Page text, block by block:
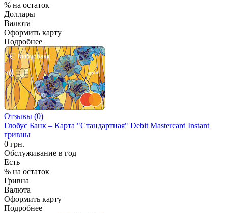
% на остаток
Доллары
Валюта
Оформить карту
Подробнее
Отзывы (0)
Глобус Банк – Карта "Стандартная" Debit Mastercard Instant
гривны
0 грн.
Обслуживание в год
Есть
% на остаток
Гривна
Валюта
Оформить карту
Подробнее